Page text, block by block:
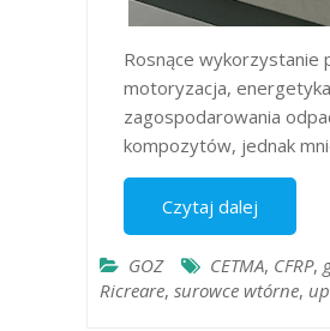
Rosnące wykorzystanie
motoryzacja,
zagospodarowania
kompozytów, jednak
Czytaj dalej
GOZ CETMA, CFRP,
Ricreare, surowce wtórne,